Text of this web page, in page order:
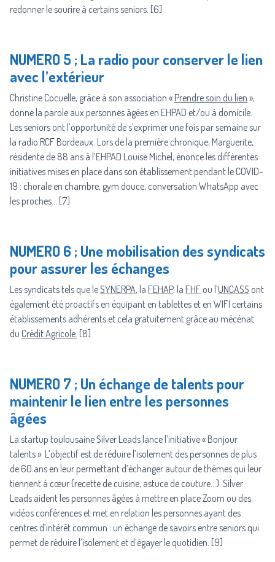
redonner le sourire à certains seniors. [6]
NUMERO 5 ; La radio pour conserver le lien
avec l’extérieur
Christine Cocuelle, grâce à son association « Prendre soin du lien »,
donne la parole aux personnes âgées en EHPAD et/ou à domicile.
Les seniors ont l’opportunité de s’exprimer une fois par semaine sur
la radio RCF Bordeaux. Lors de la première chronique, Marguerite,
résidente de 88 ans à l’EHPAD Louise Michel, énonce les différentes
initiatives mises en place dans son établissement pendant le COVID-
19 : chorale en chambre, gym douce, conversation WhatsApp avec
les proches… [7]
NUMERO 6 ; Une mobilisation des syndicats
pour assurer les échanges
Les syndicats tels que leSYNERPA, la FEHAP, la FHF ou l’UNCASS ont
également été proactifs en équipant en tablettes et en WIFI certains
établissements adhérents et cela gratuitement grâce au mécénat
du Crédit Agricole. [8]
NUMERO 7 ; Un échange de talents pour
maintenir le lien entre les personnes
âgées
La startup toulousaine Silver Leads lance l’initiative « Bonjour
talents ». L’objectif est de réduire l’isolement des personnes de plus
de 60 ans en leur permettant d’échanger autour de thèmes qui leur
tiennent à cœur (recette de cuisine, astuce de couture…). Silver
Leads aident les personnes âgées à mettre en place Zoom ou des
vidéos conférences et met en relation les personnes ayant des
centres d’intérêt commun : un échange de savoirs entre seniors qui
permet de réduire l’isolement et d’égayer le quotidien. [9]